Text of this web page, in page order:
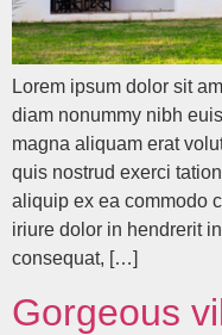
Lorem ipsum dolor sit
diam nonummy nibh
magna aliquam erat
quis nostrud exerci
aliquip ex ea commodo
iriure dolor in hendrerit
consequat, […]
Gorgeous